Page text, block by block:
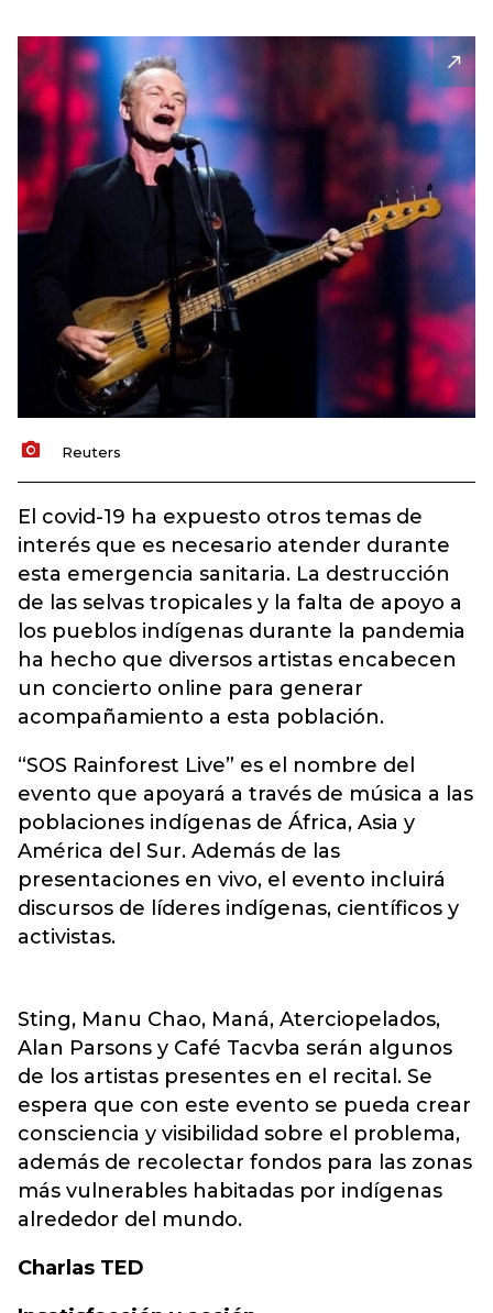
Reuters
El covid-19 ha expuesto otros temas de
interés que es necesario atender durante
esta emergencia sanitaria. La destrucción
de las selvas tropicales y la falta de apoyo a
los pueblos indígenas durante la pandemia
ha hecho que diversos artistas encabecen
un concierto online para generar
acompañamiento a esta población.
“SOS Rainforest Live” es el nombre del
evento que apoyará a través de música a las
poblaciones indígenas de África, Asia y
América del Sur. Además de las
presentaciones en vivo, el evento incluirá
discursos de líderes indígenas, científicos y
activistas.
Sting, Manu Chao, Maná, Aterciopelados,
Alan Parsons y Café Tacvba serán algunos
de los artistas presentes en el recital. Se
espera que con este evento se pueda crear
consciencia y visibilidad sobre el problema,
además de recolectar fondos para las zonas
más vulnerables habitadas por indígenas
alrededor del mundo.
Charlas TED